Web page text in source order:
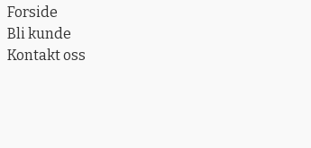
Forside
Bli kunde
Kontakt oss